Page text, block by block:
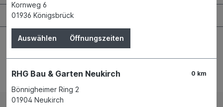
Garten & Landschaftsbau
Bestellung widerrufen
Kornweg 6
01936 Königsbrück
Auswählen Öffnungszeiten
0 km
RHG Bau & Garten Neukirch
Bönnigheimer Ring 2
01904 Neukirch